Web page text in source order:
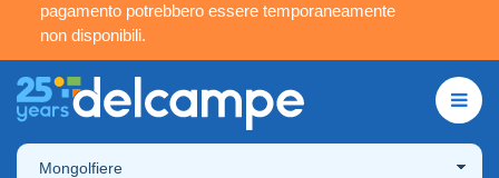
pagamento potrebbero essere temporaneamente
non disponibili.
Mongolfiere